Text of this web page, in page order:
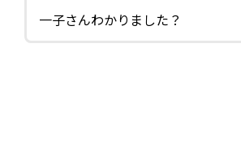
一子さんわかりました？